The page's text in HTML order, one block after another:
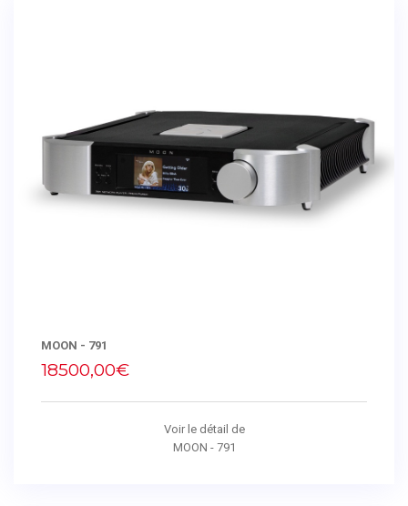
MOON - 791
18500,00€
Voir le détail de
MOON - 791